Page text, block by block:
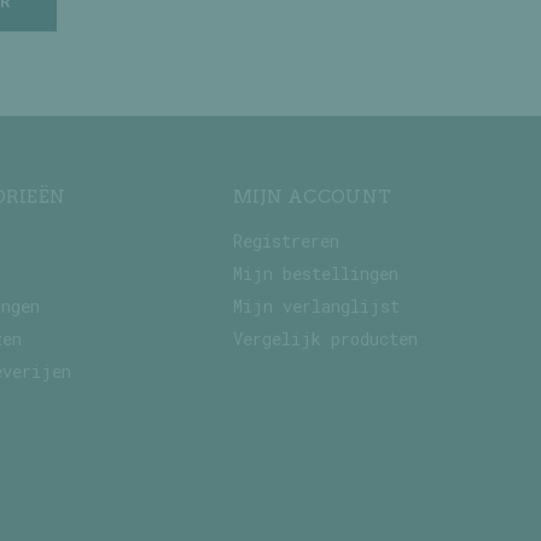
MIJN ACCOUNT
Registreren
Mijn bestellingen
Mijn verlanglijst
Vergelijk producten